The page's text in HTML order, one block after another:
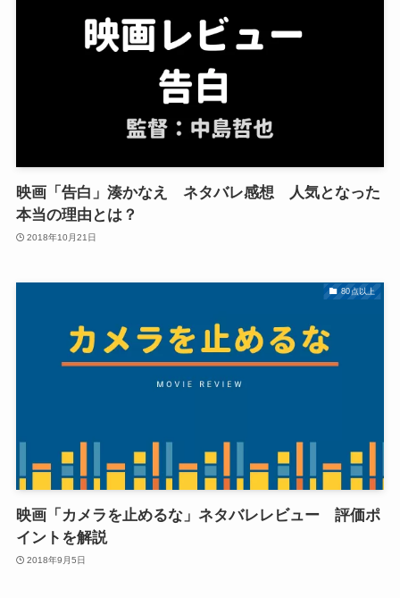
映画「告白」湊かなえ ネタバレ感想 人気となった
本当の理由とは？
2018年10月21日
80点以上
映画「カメラを止めるな」ネタバレレビュー 評価ポ
イントを解説
2018年9月5日